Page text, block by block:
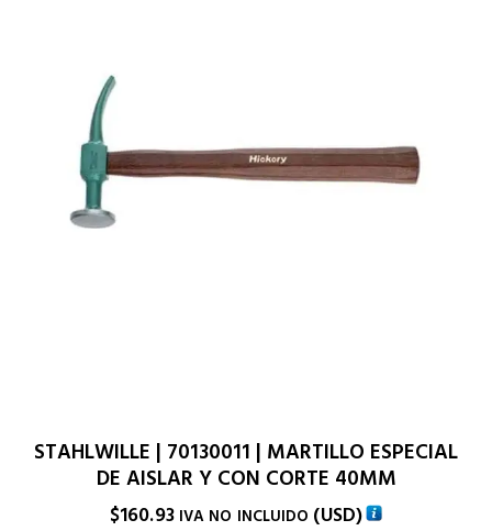
STAHLWILLE | 70130011 | MARTILLO ESPECIAL
DE AISLAR Y CON CORTE 40MM
$160.93 IVA NO INCLUIDO (USD)